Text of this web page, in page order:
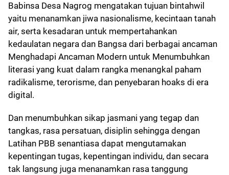
Babinsa Desa Nagrog mengatakan tujuan bintahwil
yaitu menanamkan jiwa nasionalisme, kecintaan tanah
air, serta kesadaran untuk mempertahankan
kedaulatan negara dan Bangsa dari berbagai ancaman
Menghadapi Ancaman Modern untuk Menumbuhkan
literasi yang kuat dalam rangka menangkal paham
radikalisme, terorisme, dan penyebaran hoaks di era
digital.
Dan menumbuhkan sikap jasmani yang tegap dan
tangkas, rasa persatuan, disiplin sehingga dengan
Latihan PBB senantiasa dapat mengutamakan
kepentingan tugas, kepentingan individu, dan secara
tak langsung juga menanamkan rasa tanggung